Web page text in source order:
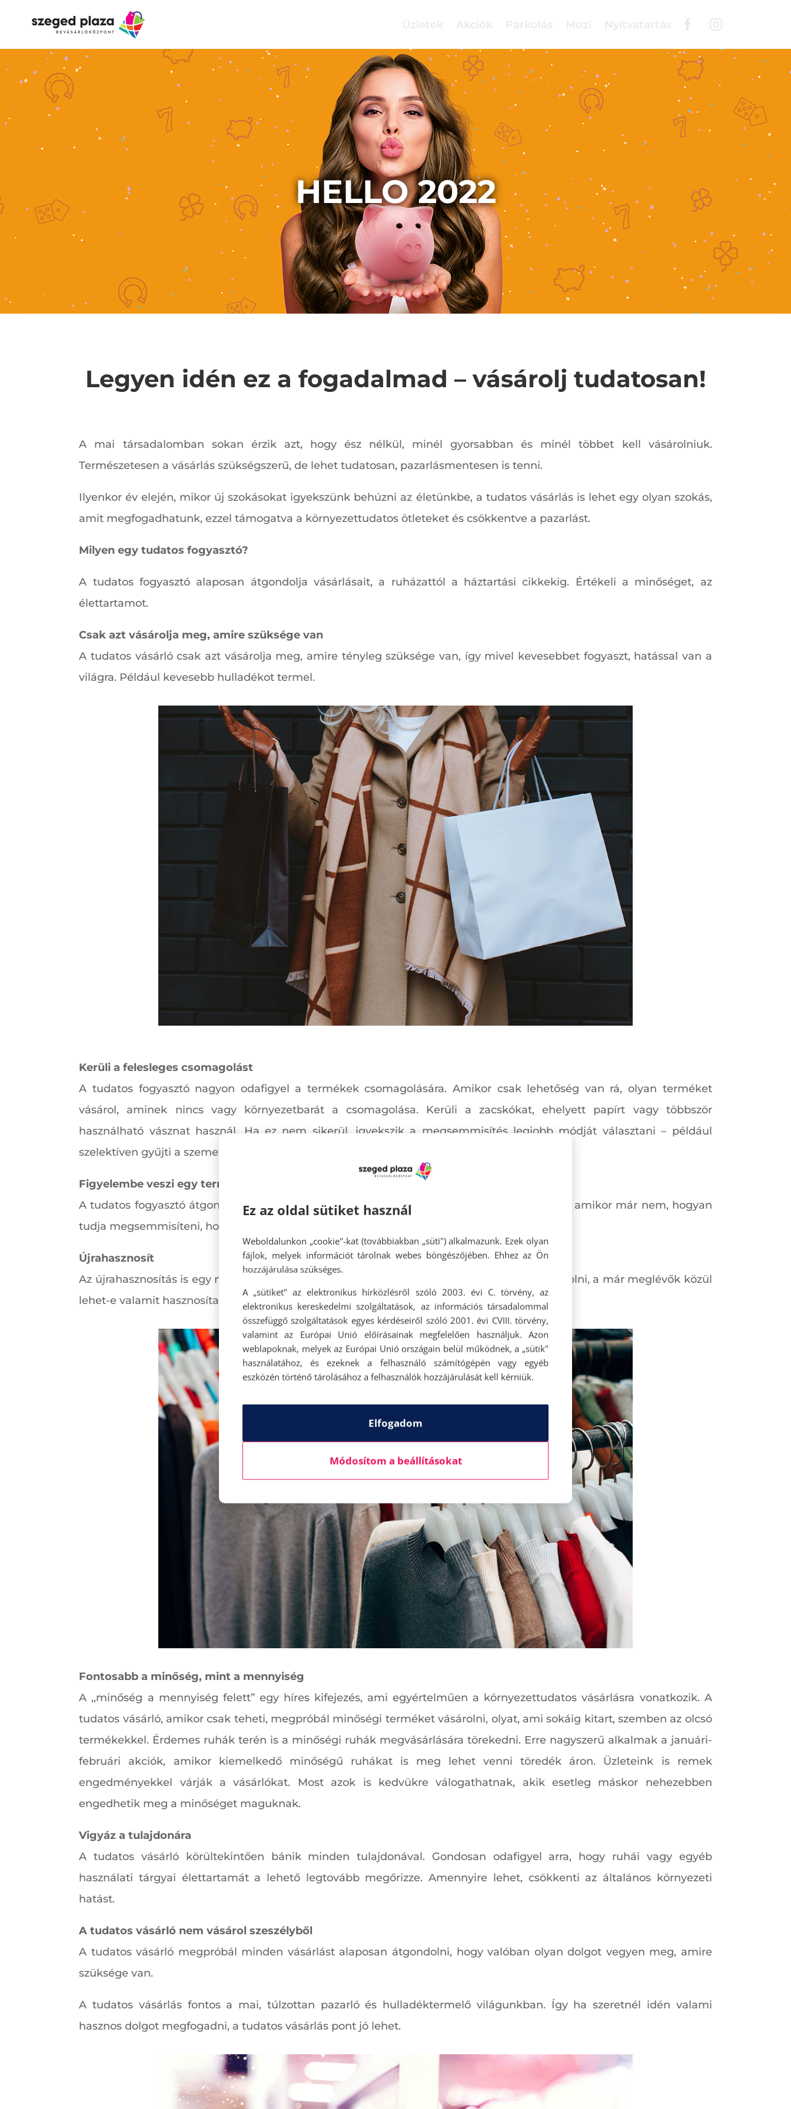
HELLO 2022
Legyen idén ez a fogadalmad – vásárolj tudatosan!
A mai társadalomban sokan érzik azt, hogy ész nélkül, minél gyorsabban és minél többet kell vásárolniuk.
Természetesen a vásárlás szükségszerű, de lehet tudatosan, pazarlásmentesen is tenni.
Ilyenkor év elején, mikor új szokásokat igyekszünk behúzni az életünkbe, a tudatos vásárlás is lehet egy olyan szokás,
amit megfogadhatunk, ezzel támogatva a környezettudatos ötleteket és csökkentve a pazarlást.
Milyen egy tudatos fogyasztó?
A tudatos fogyasztó alaposan átgondolja vásárlásait, a ruházattól a háztartási cikkekig. Értékeli a minőséget, az
élettartamot.
Csak azt vásárolja meg, amire szüksége van
A tudatos vásárló csak azt vásárolja meg, amire tényleg szüksége van, így mivel kevesebbet fogyaszt, hatással van a
világra. Például kevesebb hulladékot termel.
Kerüli a felesleges csomagolást
A tudatos fogyasztó nagyon odafigyel a termékek csomagolására. Amikor csak lehetőség van rá, olyan terméket
vásárol, aminek nincs vagy környezetbarát a csomagolása. Kerüli a zacskókat, ehelyett papírt vagy többször
használható vásznat használ. Ha ez nem sikerül, igyekszik a megsemmisítés legjobb módját választani – például
szelektíven gyűjti a szemetet.
Figyelembe veszi egy termék élettartamát
A tudatos fogyasztó átgondolja, hogy adott terméket mennyi ideig fogja tudni használni, és amikor már nem, hogyan
tudja megsemmisíteni, hogy minél kevesebb hulladék keletkezzen.
Újrahasznosít
Az újrahasznosítás is egy nagyszerű módja a tudatosságnak. Vásárlás előtt érdemes átgondolni, a már meglévők közül
lehet-e valamit hasznosítani vagy frissíteni.
Fontosabb a minőség, mint a mennyiség
A ,,minőség a mennyiség felett” egy híres kifejezés, ami egyértelműen a környezettudatos vásárlásra vonatkozik. A
tudatos vásárló, amikor csak teheti, megpróbál minőségi terméket vásárolni, olyat, ami sokáig kitart, szemben az olcsó
termékekkel. Érdemes ruhák terén is a minőségi ruhák megvásárlására törekedni. Erre nagyszerű alkalmak a januári-
februári akciók, amikor kiemelkedő minőségű ruhákat is meg lehet venni töredék áron. Üzleteink is remek
engedményekkel várják a vásárlókat. Most azok is kedvükre válogathatnak, akik esetleg máskor nehezebben
engedhetik meg a minőséget maguknak.
Vigyáz a tulajdonára
A tudatos vásárló körültekintően bánik minden tulajdonával. Gondosan odafigyel arra, hogy ruhái vagy egyéb
használati tárgyai élettartamát a lehető legtovább megőrizze. Amennyire lehet, csökkenti az általános környezeti
hatást.
A tudatos vásárló nem vásárol szeszélyből
A tudatos vásárló megpróbál minden vásárlást alaposan átgondolni, hogy valóban olyan dolgot vegyen meg, amire
szüksége van.
A tudatos vásárlás fontos a mai, túlzottan pazarló és hulladéktermelő világunkban. Így ha szeretnél idén valami
hasznos dolgot megfogadni, a tudatos vásárlás pont jó lehet.
Ez az oldal sütiket használ
Weboldalunkon „cookie"-kat (továbbiakban „süti") alkalmazunk. Ezek olyan
fájlok, melyek információt tárolnak webes böngészőjében. Ehhez az Ön
hozzájárulása szükséges.
A „sütiket" az elektronikus hírközlésről szóló 2003. évi C. törvény, az
elektronikus kereskedelmi szolgáltatások, az információs társadalommal
összefüggő szolgáltatások egyes kérdéseiről szóló 2001. évi CVIII. törvény,
valamint az Európai Unió előírásainak megfelelően használjuk. Azon
weblapoknak, melyek az Európai Unió országain belül működnek, a „sütik"
használatához, és ezeknek a felhasználó számítógépén vagy egyéb
eszközén történő tárolásához a felhasználók hozzájárulását kell kérniük.
Elfogadom
Módosítom a beállításokat